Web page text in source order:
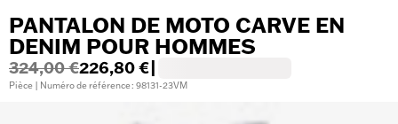
PANTALON DE MOTO CARVE EN
DENIM POUR HOMMES
324,00 €226,80 €
Pièce | Numéro de référence : 98131-23VM